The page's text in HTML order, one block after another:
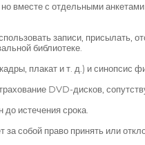
но вместе с отдельными
записи,
библиотеке.
плакат и т. д.) и синопсис
DVD-дисков,
истечения срока.
за собой право принять или